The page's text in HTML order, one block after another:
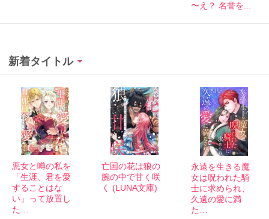
〜え？ 名誉を...
新着タイトル
悪女と噂の私を
「生涯、君を愛
することはな
い」って放置し
た…
亡国の花は狼の
腕の中で甘く咲
く (LUNA文庫)
永遠を生きる魔
女は呪われた騎
士に求められ、
久遠の愛に満
た…